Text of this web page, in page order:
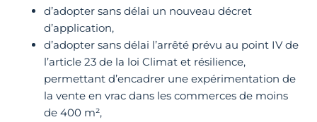
d’adopter sans délai un nouveau décret
d’application,
d’adopter sans délai l’arrêté prévu au point IV de
l’article 23 de la loi Climat et résilience,
permettant d’encadrer une expérimentation de
la vente en vrac dans les commerces de moins
de 400 m²,